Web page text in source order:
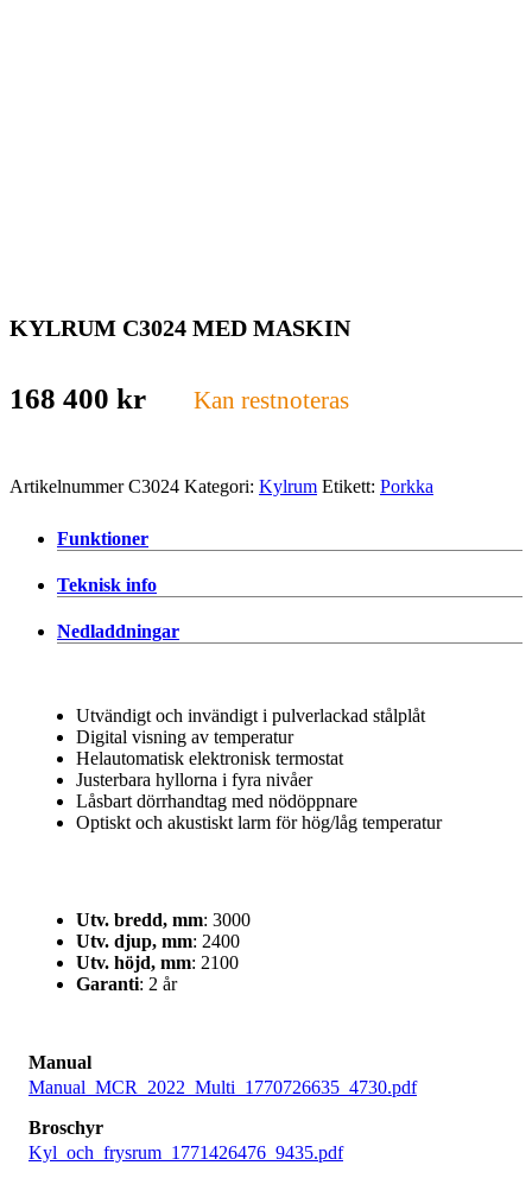
KYLRUM C3024 MED MASKIN
168 400 kr Kan restnoteras
ArtikelnummerC3024 Kategori: Kylrum Etikett: Porkka
Funktioner
Teknisk info
Nedladdningar
Utvändigt och invändigt i pulverlackad stålplåt
Digital visning av temperatur
Helautomatisk elektronisk termostat
Justerbara hyllorna i fyra nivåer
Låsbart dörrhandtag med nödöppnare
Optiskt och akustiskt larm för hög/låg temperatur
Utv. bredd, mm: 3000
Utv. djup, mm: 2400
Utv. höjd, mm: 2100
Garanti: 2 år
Manual
Manual_MCR_2022_Multi_1770726635_4730.pdf
Broschyr
Kyl_och_frysrum_1771426476_9435.pdf